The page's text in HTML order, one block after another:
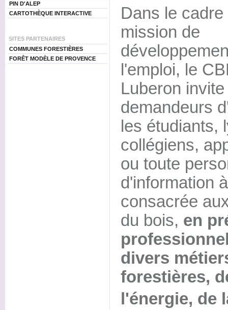
PIN D'ALEP
CARTOTHÈQUE INTERACTIVE
SITES PARTENAIRES
COMMUNES FORESTIÈRES
FORÊT MODÈLE DE PROVENCE
Dans le cadre
mission de
l'emploi, le
Luberon
demandeurs
les étudiants,
collégiens,
ou toute
d'information
consacrée
du bois, en
divers
forestières,
l'énergie, de